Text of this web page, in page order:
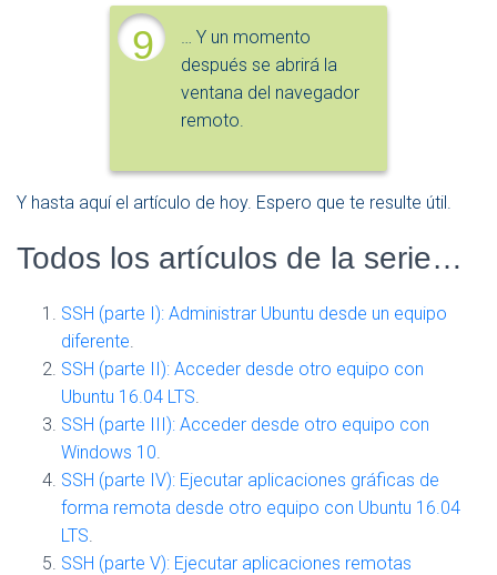
9
… Y un momento
después se abrirá la
ventana del navegador
remoto.
Y hasta aquí el artículo de hoy. Espero que te resulte útil.
Todos los artículos de la serie…
SSH (parte I): Administrar Ubuntu desde un equipo
diferente
SSH (parte II): Acceder desde otro equipo con
Ubuntu 16.04 LTS
SSH (parte III): Acceder desde otro equipo con
Windows 10
SSH (parte IV): Ejecutar aplicaciones gráficas de
forma remota desde otro equipo con Ubuntu 16.04
LTS
SSH (parte V): Ejecutar aplicaciones remotas